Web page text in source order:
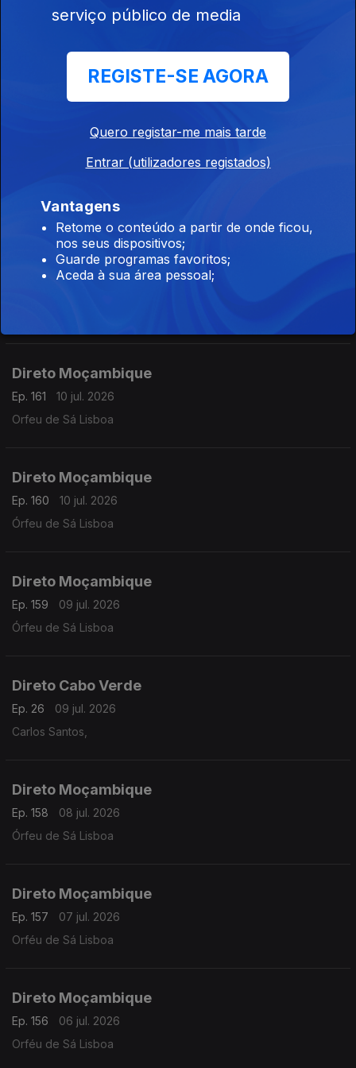
Direto Moçambique
15 jul. 2026
Direto Moçambique
Orfeu de Sá Lisboa
Direto Moçambique
Direto Moçambique
Ep. 161
10 jul. 2026
Orfeu de Sá Lisboa
Direto Moçambique
Ep. 160
10 jul. 2026
Órfeu de Sá Lisboa
Direto Moçambique
Ep. 159
09 jul. 2026
Órfeu de Sá Lisboa
Direto Cabo Verde
Ep. 26
09 jul. 2026
Carlos Santos,
Direto Moçambique
Ep. 158
08 jul. 2026
Órfeu de Sá Lisboa
Direto Moçambique
Ep. 157
07 jul. 2026
Orféu de Sá Lisboa
Direto Moçambique
Ep. 156
06 jul. 2026
Orféu de Sá Lisboa
serviço público de media
REGISTE-SE AGORA
Quero registar-me mais tarde
Entrar (utilizadores registados)
Vantagens
Retome o conteúdo a partir de onde ficou,
nos seus dispositivos;
Guarde programas favoritos;
Aceda à sua área pessoal;